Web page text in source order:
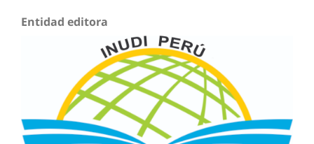
Entidad editora